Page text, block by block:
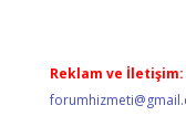
Reklam ve İletişim: